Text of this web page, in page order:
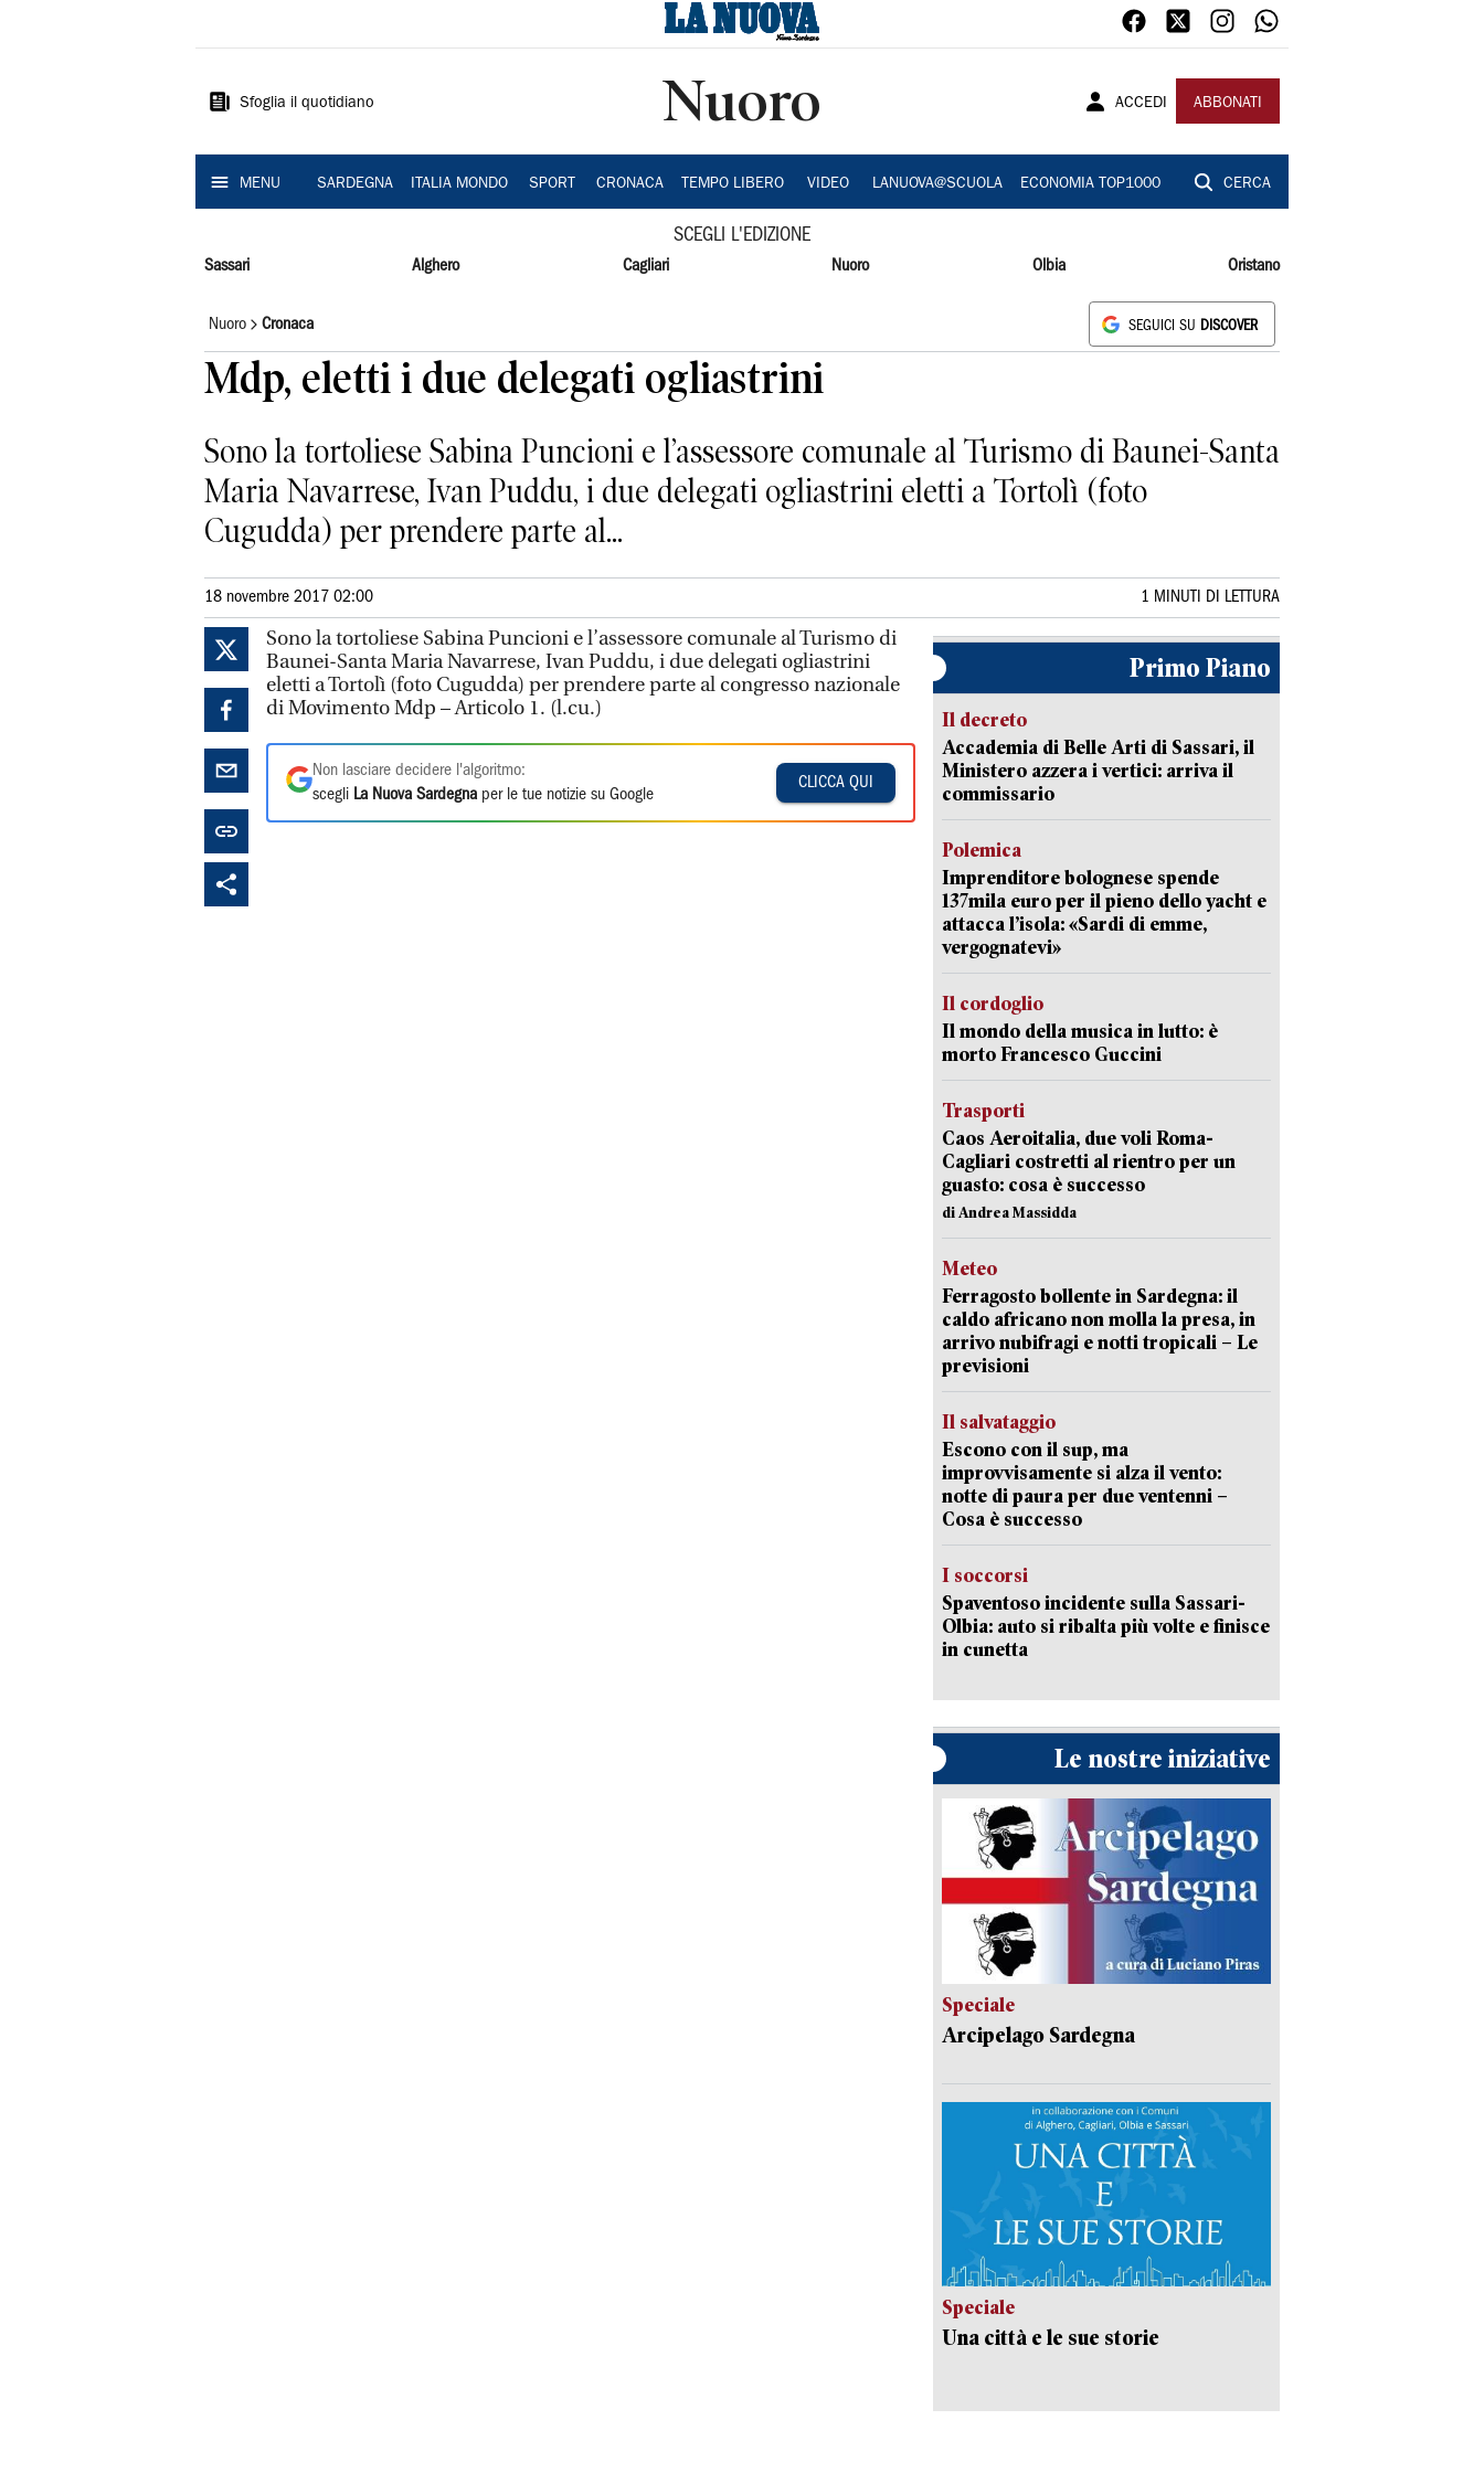
Sardegna
Sfoglia il quotidiano Nuoro ACCEDI ABBONATI
MENU SARDEGNA ITALIA MONDO SPORT CRONACA TEMPO LIBERO VIDEO LANUOVA@SCUOLA ECONOMIA TOP1000 CERCA
SCEGLI L'EDIZIONE
Sassari Alghero Cagliari Nuoro Olbia Oristano
Nuoro Cronaca SEGUICI SU DISCOVER
Mdp, eletti i due delegati ogliastrini
Sono la tortoliese Sabina Puncioni e l’assessore comunale al Turismo di Baunei-Santa
Maria Navarrese, Ivan Puddu, i due delegati ogliastrini eletti a Tortolì (foto
Cugudda) per prendere parte al...
18 novembre 2017 02:00 1 MINUTI DI LETTURA
Sono la tortoliese Sabina Puncioni e l’assessore comunale al Turismo di
Baunei-Santa Maria Navarrese, Ivan Puddu, i due delegati ogliastrini
eletti a Tortolì (foto Cugudda) per prendere parte al congresso nazionale
di Movimento Mdp – Articolo 1. (l.cu.)
Non lasciare decidere l'algoritmo:
scegli La Nuova Sardegna per le tue notizie su Google
CLICCA QUI
Primo Piano
Il decreto
Accademia di Belle Arti di Sassari, il
Ministero azzera i vertici: arriva il
commissario
Polemica
Imprenditore bolognese spende
137mila euro per il pieno dello yacht e
attacca l’isola: «Sardi di emme,
vergognatevi»
Il cordoglio
Il mondo della musica in lutto: è
morto Francesco Guccini
Trasporti
Caos Aeroitalia, due voli Roma-
Cagliari costretti al rientro per un
guasto: cosa è successo
di Andrea Massidda
Meteo
Ferragosto bollente in Sardegna: il
caldo africano non molla la presa, in
arrivo nubifragi e notti tropicali – Le
previsioni
Il salvataggio
Escono con il sup, ma
improvvisamente si alza il vento:
notte di paura per due ventenni –
Cosa è successo
I soccorsi
Spaventoso incidente sulla Sassari-
Olbia: auto si ribalta più volte e finisce
in cunetta
Le nostre iniziative
Speciale
Arcipelago Sardegna
Speciale
Una città e le sue storie